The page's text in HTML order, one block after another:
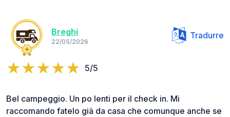
Breghi
22/05/2026
Tradurre
5/5
Bel campeggio. Un po lenti per il check in. Mi
raccomando fatelo già da casa che comunque anche se